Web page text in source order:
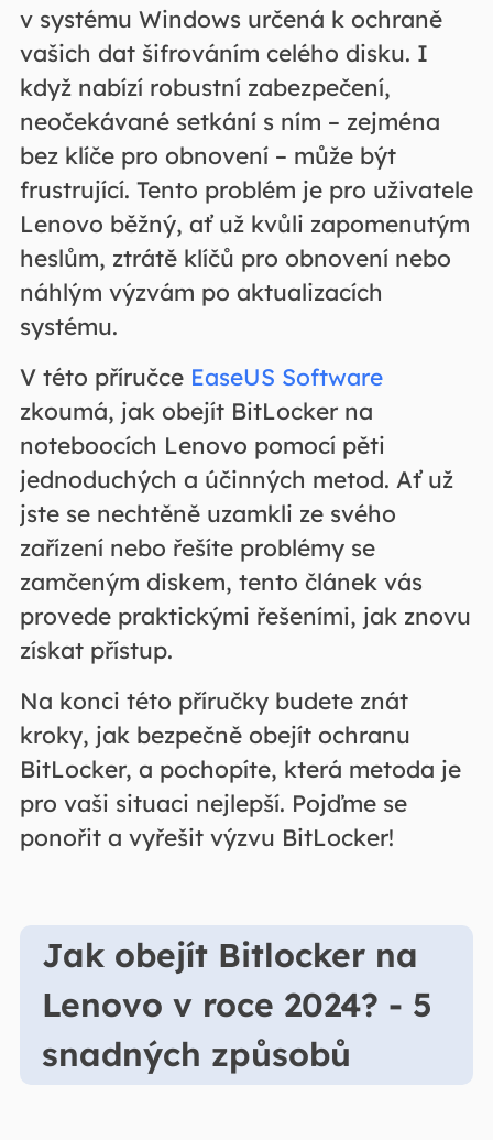
v systému Windows určená k ochraně
vašich dat šifrováním celého disku. I
když nabízí robustní zabezpečení,
neočekávané setkání s ním – zejména
bez klíče pro obnovení – může být
frustrující. Tento problém je pro uživatele
Lenovo běžný, ať už kvůli zapomenutým
heslům, ztrátě klíčů pro obnovení nebo
náhlým výzvám po aktualizacích
systému.
V této příručce EaseUS Software
zkoumá, jak obejít BitLocker na
noteboocích Lenovo pomocí pěti
jednoduchých a účinných metod. Ať už
jste se nechtěně uzamkli ze svého
zařízení nebo řešíte problémy se
zamčeným diskem, tento článek vás
provede praktickými řešeními, jak znovu
získat přístup.
Na konci této příručky budete znát
kroky, jak bezpečně obejít ochranu
BitLocker, a pochopíte, která metoda je
pro vaši situaci nejlepší. Pojďme se
ponořit a vyřešit výzvu BitLocker!
Jak obejít Bitlocker na
Lenovo v roce 2024? - 5
snadných způsobů